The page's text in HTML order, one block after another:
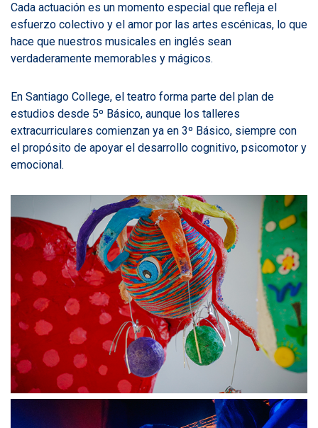
Cada actuación es un momento especial que refleja el
esfuerzo colectivo y el amor por las artes escénicas, lo que
hace que nuestros musicales en inglés sean
verdaderamente memorables y mágicos.
En Santiago College, el teatro forma parte del plan de
estudios desde 5º Básico, aunque los talleres
extracurriculares comienzan ya en 3º Básico, siempre con
el propósito de apoyar el desarrollo cognitivo, psicomotor y
emocional.